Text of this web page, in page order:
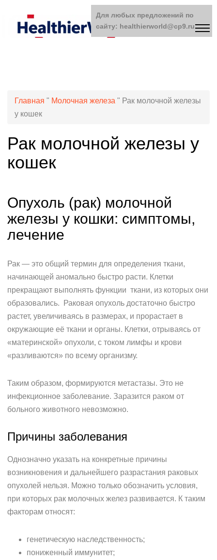
Главная " Молочная железа " Рак молочной железы
у кошек
Рак молочной железы у
кошек
Опухоль (рак) молочной
железы у кошки: симптомы,
лечение
Рак — это общий термин для определения ткани,
начинающей аномально быстро расти. Клетки
прекращают выполнять функции ткани, из которых они
образовались. Раковая опухоль достаточно быстро
растет, увеличиваясь в размерах, и прорастает в
окружающие её ткани и органы. Клетки, отрываясь от
«материнской» опухоли, с током лимфы и крови
«разливаются» по всему организму.
Таким образом, формируются метастазы. Это не
инфекционное заболевание. Заразится раком от
больного животного невозможно.
Причины заболевания
Однозначно указать на конкретные причины
возникновения и дальнейшего разрастания раковых
опухолей нельзя. Можно только обозначить условия,
при которых рак молочных желез развивается. К таким
факторам относят:
генетическую наследственность;
пониженный иммунитет;
Для любых предложений по
сайту: healthierworld@cp9.ru